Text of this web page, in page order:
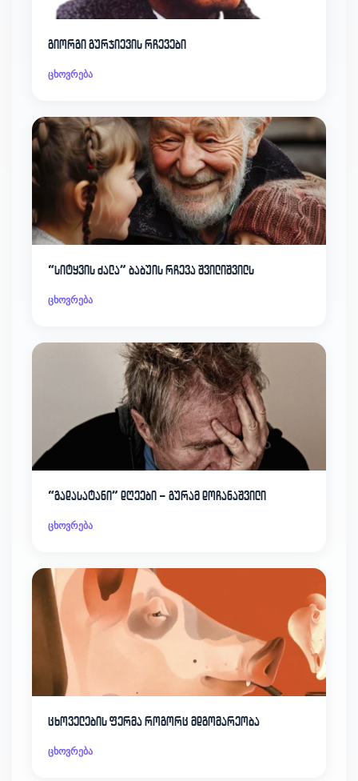
გიორგი გურჯიევის რჩევები
ცხოვრება
“სიტყვის ძალა” ბაბუის რჩევა შვილიშვილს
ცხოვრება
“გადასატანი” დღეები – გურამ დოჩანაშვილი
ცხოვრება
ცხოველების ფერმა როგორც მდგომარეობა
ცხოვრება